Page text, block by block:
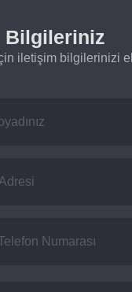
Bilgileriniz
iletişim bilgilerinizi